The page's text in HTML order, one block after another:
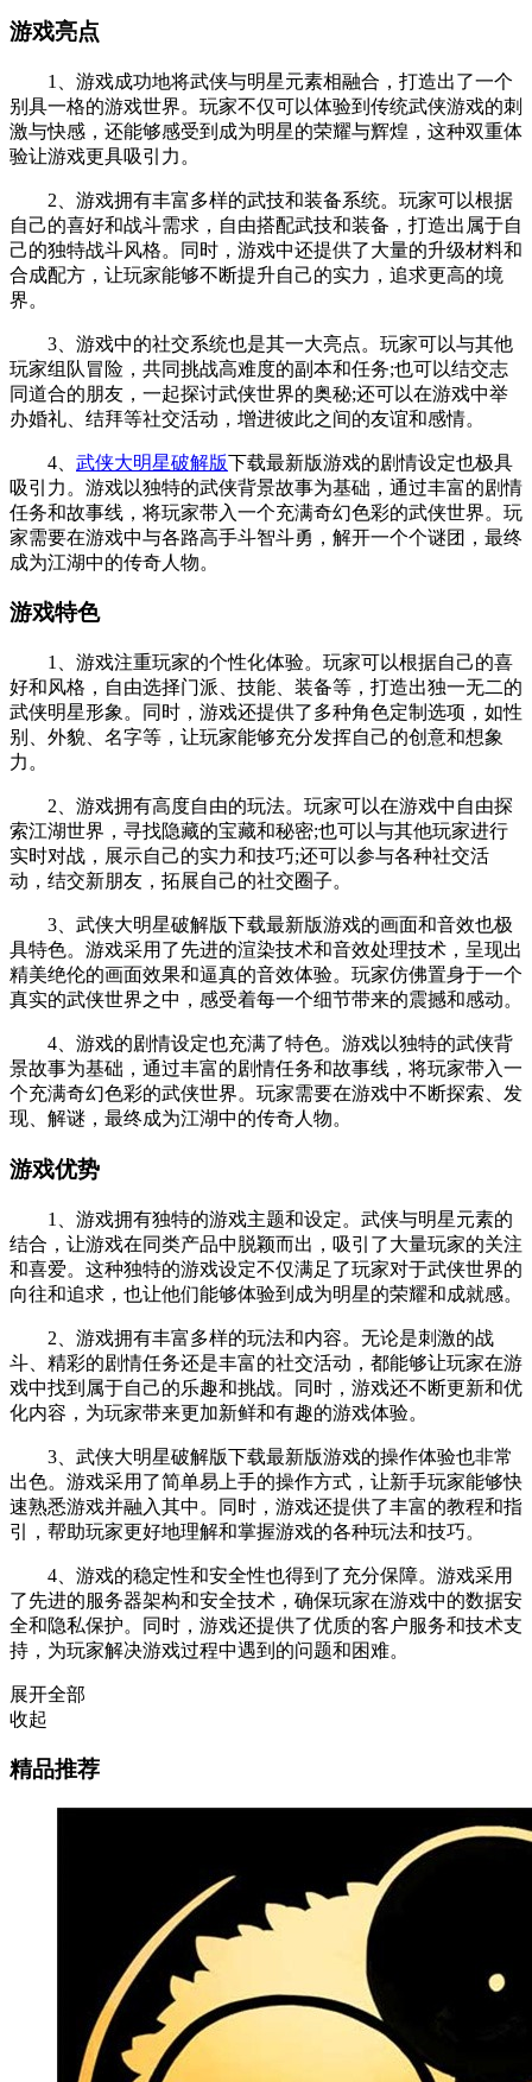
游戏亮点
1、游戏成功地将武侠与明星元素相融合，打造出了一个
别具一格的游戏世界。玩家不仅可以体验到传统武侠游戏的刺
激与快感，还能够感受到成为明星的荣耀与辉煌，这种双重体
验让游戏更具吸引力。
2、游戏拥有丰富多样的武技和装备系统。玩家可以根据
自己的喜好和战斗需求，自由搭配武技和装备，打造出属于自
己的独特战斗风格。同时，游戏中还提供了大量的升级材料和
合成配方，让玩家能够不断提升自己的实力，追求更高的境
界。
3、游戏中的社交系统也是其一大亮点。玩家可以与其他
玩家组队冒险，共同挑战高难度的副本和任务;也可以结交志
同道合的朋友，一起探讨武侠世界的奥秘;还可以在游戏中举
办婚礼、结拜等社交活动，增进彼此之间的友谊和感情。
4、 武侠大明星破解版下载最新版游戏的剧情设定也极具
吸引力。游戏以独特的武侠背景故事为基础，通过丰富的剧情
任务和故事线，将玩家带入一个充满奇幻色彩的武侠世界。玩
家需要在游戏中与各路高手斗智斗勇，解开一个个谜团，最终
成为江湖中的传奇人物。
游戏特色
1、游戏注重玩家的个性化体验。玩家可以根据自己的喜
好和风格，自由选择门派、技能、装备等，打造出独一无二的
武侠明星形象。同时，游戏还提供了多种角色定制选项，如性
别、外貌、名字等，让玩家能够充分发挥自己的创意和想象
力。
2、游戏拥有高度自由的玩法。玩家可以在游戏中自由探
索江湖世界，寻找隐藏的宝藏和秘密;也可以与其他玩家进行
实时对战，展示自己的实力和技巧;还可以参与各种社交活
动，结交新朋友，拓展自己的社交圈子。
3、武侠大明星破解版下载最新版游戏的画面和音效也极
具特色。游戏采用了先进的渲染技术和音效处理技术，呈现出
精美绝伦的画面效果和逼真的音效体验。玩家仿佛置身于一个
真实的武侠世界之中，感受着每一个细节带来的震撼和感动。
4、游戏的剧情设定也充满了特色。游戏以独特的武侠背
景故事为基础，通过丰富的剧情任务和故事线，将玩家带入一
个充满奇幻色彩的武侠世界。玩家需要在游戏中不断探索、发
现、解谜，最终成为江湖中的传奇人物。
游戏优势
1、游戏拥有独特的游戏主题和设定。武侠与明星元素的
结合，让游戏在同类产品中脱颖而出，吸引了大量玩家的关注
和喜爱。这种独特的游戏设定不仅满足了玩家对于武侠世界的
向往和追求，也让他们能够体验到成为明星的荣耀和成就感。
2、游戏拥有丰富多样的玩法和内容。无论是刺激的战
斗、精彩的剧情任务还是丰富的社交活动，都能够让玩家在游
戏中找到属于自己的乐趣和挑战。同时，游戏还不断更新和优
化内容，为玩家带来更加新鲜和有趣的游戏体验。
3、武侠大明星破解版下载最新版游戏的操作体验也非常
出色。游戏采用了简单易上手的操作方式，让新手玩家能够快
速熟悉游戏并融入其中。同时，游戏还提供了丰富的教程和指
引，帮助玩家更好地理解和掌握游戏的各种玩法和技巧。
4、游戏的稳定性和安全性也得到了充分保障。游戏采用
了先进的服务器架构和安全技术，确保玩家在游戏中的数据安
全和隐私保护。同时，游戏还提供了优质的客户服务和技术支
持，为玩家解决游戏过程中遇到的问题和困难。
展开全部
收起
精品推荐